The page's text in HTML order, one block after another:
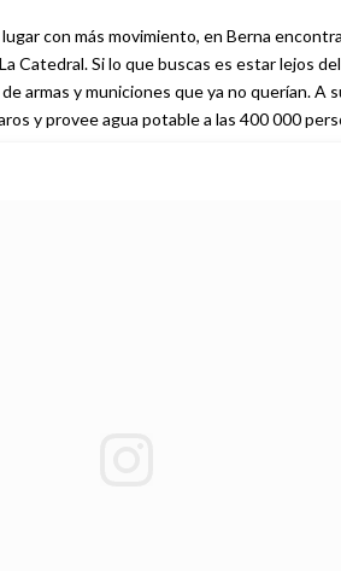
con más movimiento, en Berna
Catedral. Si lo que buscas es estar lejos
armas y municiones que ya no querían. A
y provee agua potable a las 400 000